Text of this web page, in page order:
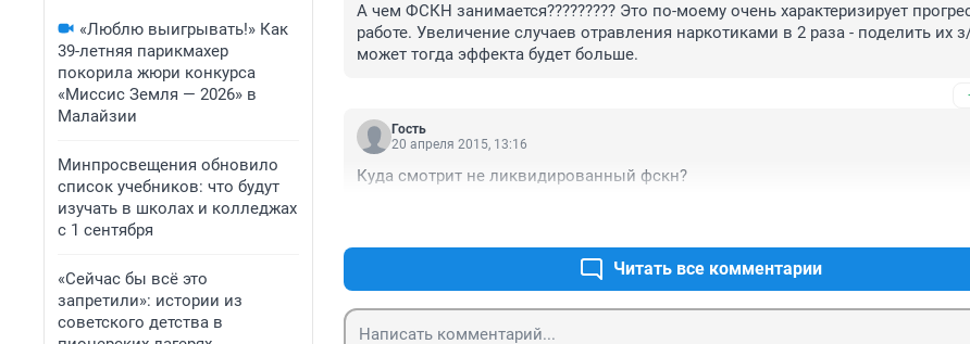
«Люблю выигрывать!» Как
39-летняя парикмахер
покорила жюри конкурса
«Миссис Земля — 2026» в
Малайзии
Минпросвещения обновило
список учебников: что будут
изучать в школах и колледжах
с 1 сентября
«Сейчас бы всё это
запретили»: истории из
советского детства в
А чем ФСКН занимается????????? Это по-моему очень характеризирует
работе. Увеличение случаев отравления наркотиками в 2 раза - поделить их
может тогда эффекта будет больше.
Гость
20 апреля 2015, 13:16
Читать все комментарии